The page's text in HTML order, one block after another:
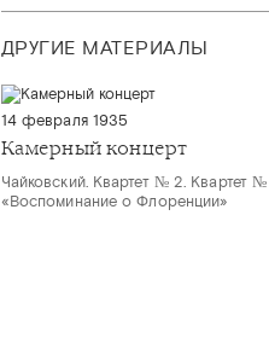
ДРУГИЕ МАТЕРИАЛЫ
14 февраля 1935
Камерный концерт
Чайковский. Квартет № 2. Квартет №
«Воспоминание о Флоренции»